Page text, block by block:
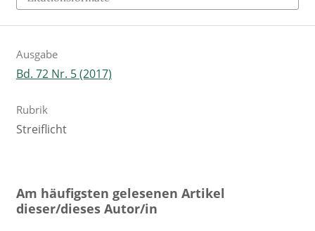
Ausgabe
Bd. 72 Nr. 5 (2017)
Rubrik
Streiflicht
Am häufigsten gelesenen Artikel
dieser/dieses Autor/in